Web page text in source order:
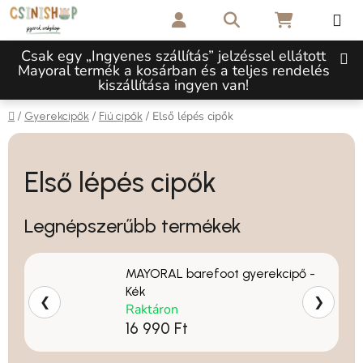
Ugrás a fő tartalomhoz
Csak egy „Ingyenes szállítás” jelzéssel ellátott
Mayoral termék a kosárban és a teljes rendelés
kiszállítása ingyen van!
KeresésKOSÁR
Kezdőlap
/ Gyerekcipők / Fiú cipők / Első lépés cipők
Első lépés cipők
Legnépszerűbb termékek
MAYORAL barefoot gyerekcipő -
Kék
Raktáron
16 990 Ft
❮ ❯